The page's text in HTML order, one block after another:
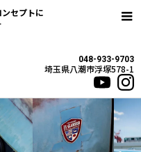
セプトに
048-933-9703
埼玉県八潮市浮塚578-1